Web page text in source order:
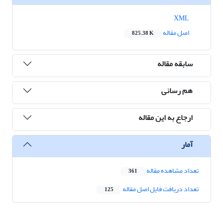
اصل مقاله
825.38 K
سابقه مقاله
هم رسانی
ارجاع به این مقاله
آمار
تعداد مشاهده مقاله 361
تعداد دریافت فایل اصل مقاله 125